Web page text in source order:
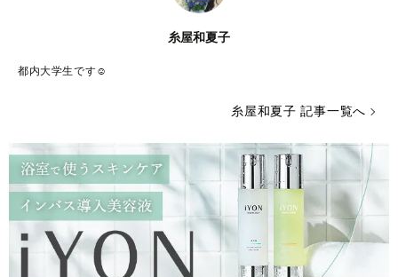
糸屋和夏子
都内大学生です☺︎
糸屋和夏子 記事一覧へ